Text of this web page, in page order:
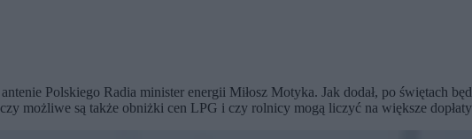
Polskiego Radia minister energii Miłosz Motyka. Jak dodał, po świętach
możliwe są także obniżki cen LPG i czy rolnicy mogą liczyć na większe